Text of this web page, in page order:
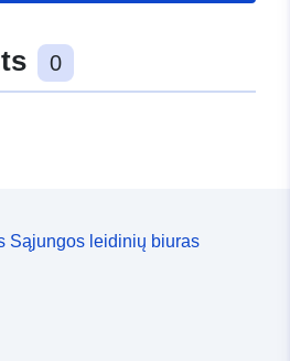
0
Sąjungos leidinių biuras